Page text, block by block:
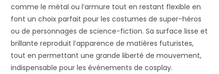
comme le métal ou l’armure tout en restant flexible en
font un choix parfait pour les costumes de super-héros
ou de personnages de science-fiction. Sa surface lisse et
brillante reproduit l’apparence de matières futuristes,
tout en permettant une grande liberté de mouvement,
indispensable pour les événements de cosplay.